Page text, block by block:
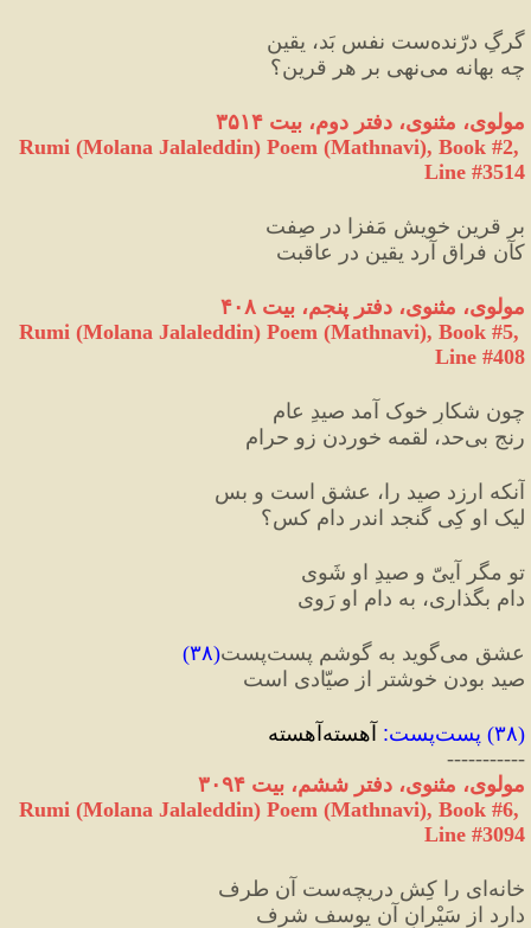
گرگِ درّنده‌ست نفسِ بَد، یقین
چه بهانه می‌نهی بر هر قرین؟
مولوی، مثنوی، دفتر دوم، بیت ۳۵۱۴
Rumi (Molana Jalaleddin) Poem (Mathnavi), Book #2,
Line #3514
بر قرینِ خویش مَفزا در صِفت
کآن فراق آرد یقین در عاقبت
مولوی، مثنوی، دفتر پنجم، بیت ۴۰۸
Rumi (Molana Jalaleddin) Poem (Mathnavi), Book #5,
Line #408
چون شکارِ خوک آمد صیدِ عام
رنجِ بی‌حد، لقمه خوردن زو حرام
آنکه ارزد صید را، عشق است و بس
لیک او کِی گنجد اندر دامِ کس؟
تو مگر آییّ و صیدِ او شَوی
دام بگذاری، به دامِ او رَوی
عشق می‌گوید به گوشم پست‌پست (۳۸)
صید بودن خوشتر از صیّادی است
(۳۸) پست‌پست : آهسته‌آهسته
-----------
مولوی، مثنوی، دفتر ششم، بیت ۳۰۹۴
Rumi (Molana Jalaleddin) Poem (Mathnavi), Book #6,
Line #3094
خانه‌‌ای را کِش دریچه‌ست آن طرف
دارد از سَیْرانِ آن یوسف شرف